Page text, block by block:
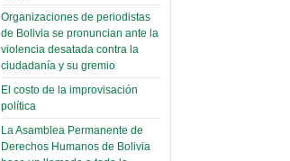
Organizaciones de periodistas
de Bolivia se pronuncian ante la
violencia desatada contra la
ciudadanía y su gremio
El costo de la improvisación
política
La Asamblea Permanente de
Derechos Humanos de Bolivia